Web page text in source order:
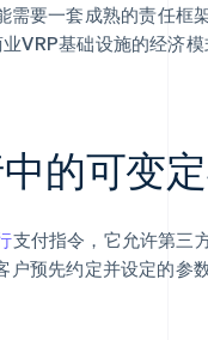
需要一套成熟的责任框
VRP基础设施的经济
的可变
支付指令，它允许第三
户预先约定并设定的参